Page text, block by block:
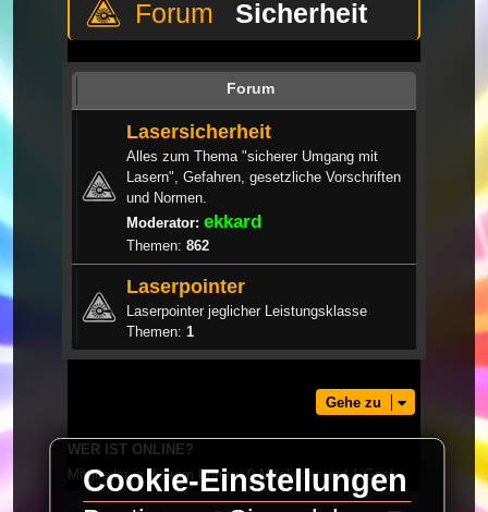
Sicherheit
Forum
Lasersicherheit
Alles zum Thema "sicherer Umgang mit
Lasern", Gefahren, gesetzliche Vorschriften
und Normen.
Moderator: ekkard
Themen: 862
Laserpointer
Laserpointer jeglicher Leistungsklasse
Themen: 1
Gehe zu
WER IST ONLINE?
Mitglieder in diesem Forum: 0 Mitglieder und 1 Gast
Cookie-Einstellungen